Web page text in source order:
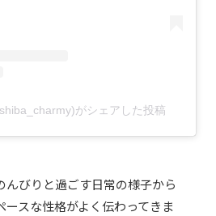
がシェアした投稿
んびりと過ごす日常の様子から
スな性格がよく伝わってきま